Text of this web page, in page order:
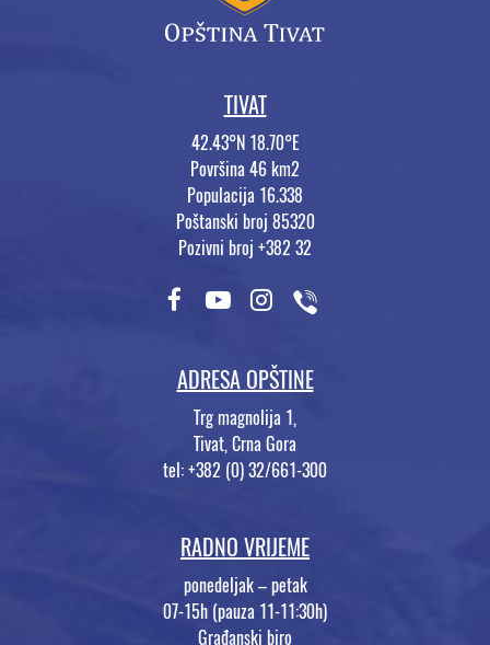
TIVAT
42.43°N 18.70°E
Površina 46 km2
Populacija 16.338
Poštanski broj 85320
Pozivni broj +382 32
ADRESA OPŠTINE
Trg magnolija 1,
Tivat, Crna Gora
tel: +382 (0) 32/661-300
RADNO VRIJEME
ponedeljak – petak
07-15h (pauza 11-11:30h)
Građanski biro